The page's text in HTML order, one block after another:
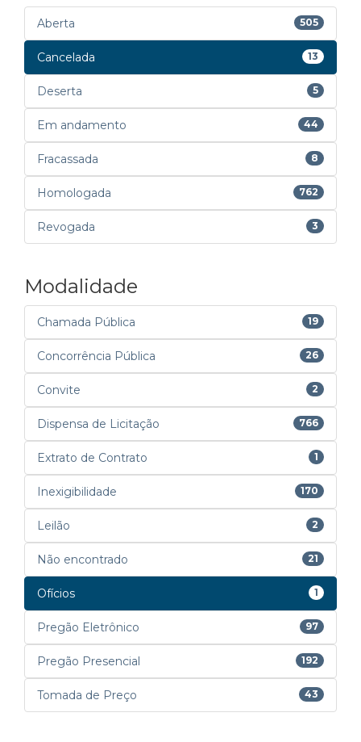
Aberta 505
Cancelada 13
Deserta 5
Em andamento 44
Fracassada 8
Homologada 762
Revogada 3
Modalidade
Chamada Pública 19
Concorrência Pública 26
Convite 2
Dispensa de Licitação 766
Extrato de Contrato 1
Inexigibilidade 170
Leilão 2
Não encontrado 21
Ofícios 1
Pregão Eletrônico 97
Pregão Presencial 192
Tomada de Preço 43